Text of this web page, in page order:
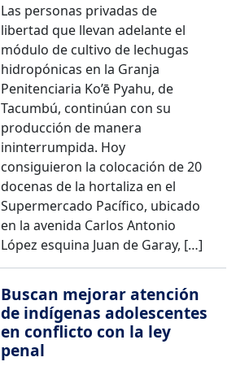
Las personas privadas de
libertad que llevan adelante el
módulo de cultivo de lechugas
hidropónicas en la Granja
Penitenciaria Ko’ē Pyahu, de
Tacumbú, continúan con su
producción de manera
ininterrumpida. Hoy
consiguieron la colocación de 20
docenas de la hortaliza en el
Supermercado Pacífico, ubicado
en la avenida Carlos Antonio
López esquina Juan de Garay, […]
Buscan mejorar atención
de indígenas adolescentes
en conflicto con la ley
penal